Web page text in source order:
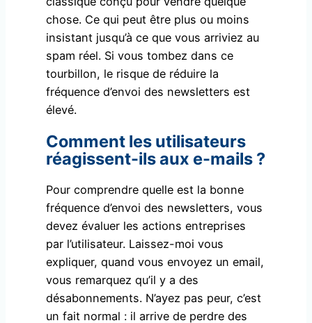
chose. Ce qui peut être plus ou moins
insistant jusqu’à ce que vous arriviez au
spam réel. Si vous tombez dans ce
tourbillon, le risque de réduire la
fréquence d’envoi des newsletters est
élevé.
Comment les utilisateurs
réagissent-ils aux e-mails ?
Pour comprendre quelle est la bonne
fréquence d’envoi des newsletters, vous
devez évaluer les actions entreprises
par l’utilisateur. Laissez-moi vous
expliquer, quand vous envoyez un email,
vous remarquez qu’il y a des
désabonnements. N’ayez pas peur, c’est
un fait normal : il arrive de perdre des